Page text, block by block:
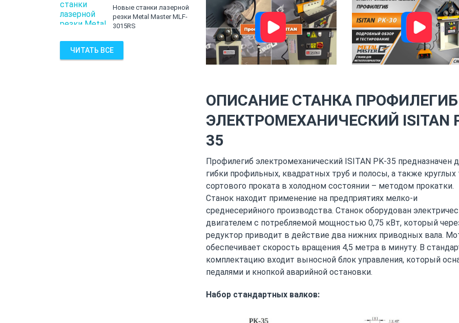
Новые станки лазерной
резки Metal Master MLF-
3015RS
ЧИТАТЬ ВСЕ
ОПИСАНИЕ СТАНКА ПРОФИЛЕГИБ
ЭЛЕКТРОМЕХАНИЧЕСКИЙ ISITAN
35
Профилегиб электромеханический ISITAN PK-35 предназначен
гибки профильных, квадратных труб и полосы, а также круглых
сортового проката в холодном состоянии – методом прокатки.
Станок находит применение на предприятиях мелко-и
среднесерийного производства. Станок оборудован
двигателем с потребляемой мощностью 0,75 кВт, который
редуктор приводит в действие два нижних приводных вала.
обеспечивает скорость вращения 4,5 метра в минуту. В
комплектацию входит выносной блок управления, который
педалями и кнопкой аварийной остановки.
Набор стандартных валков: